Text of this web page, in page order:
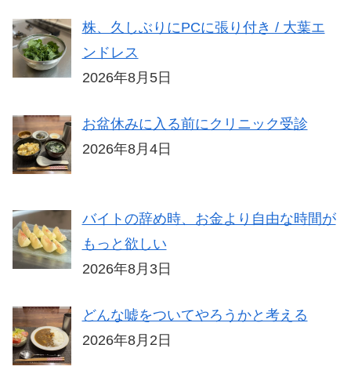
株、久しぶりにPCに張り付き / 大葉エ
ンドレス
2026年8月5日
お盆休みに入る前にクリニック受診
2026年8月4日
バイトの辞め時、お金より自由な時間が
もっと欲しい
2026年8月3日
どんな嘘をついてやろうかと考える
2026年8月2日